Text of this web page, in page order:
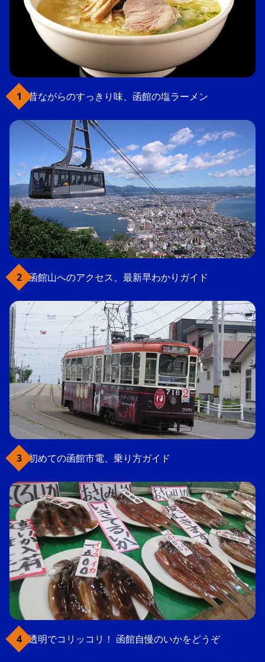
昔ながらのすっきり味、函館の塩ラーメン
函館山へのアクセス、最新早わかりガイド
初めての函館市電、乗り方ガイド
透明でコリッコリ！ 函館自慢のいかをどうぞ